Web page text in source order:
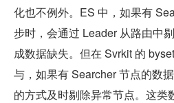
化也不例外。ES 中，如果有
步时，会通过 Leader 从路由中
成数据缺失。但在 Svrkit 的
与，如果有 Searcher 节点的数
的方式及时剔除异常节点。这类